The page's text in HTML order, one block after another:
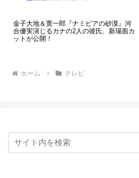
金子大地＆寛一郎『ナミビアの砂漠』河
合優実演じるカナの2人の彼氏、新場面カ
ットが公開！
ホーム テレビ